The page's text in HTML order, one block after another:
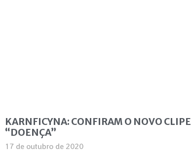
KARNFICYNA: CONFIRAM O NOVO CLIPE
“DOENÇA”
17 de outubro de 2020